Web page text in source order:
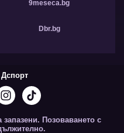
9meseca.bg
Dbr.bg
Позоваването с